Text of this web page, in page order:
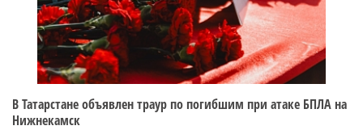
В Татарстане объявлен траур по погибшим при атаке БПЛА на
Нижнекамск